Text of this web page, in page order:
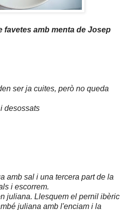
favetes amb menta de Josep
ser ja cuites, però no queda
desossats
amb sal i una tercera part de la
i escorrem.
juliana. Llesquem el pernil ibèric
juliana amb l'enciam i la